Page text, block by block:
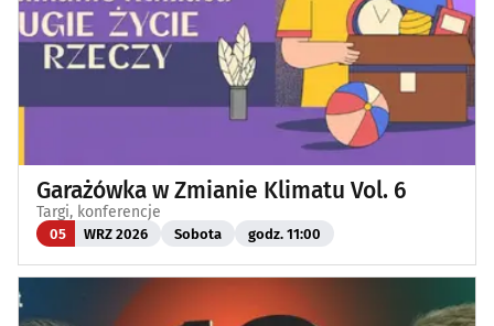
Garażówka w Zmianie Klimatu Vol. 6
Targi, konferencje
05 WRZ 2026 Sobota godz. 11:00